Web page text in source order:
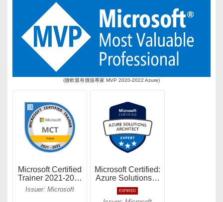
(微軟最有價值專家 MVP 2020-2022 Azure)